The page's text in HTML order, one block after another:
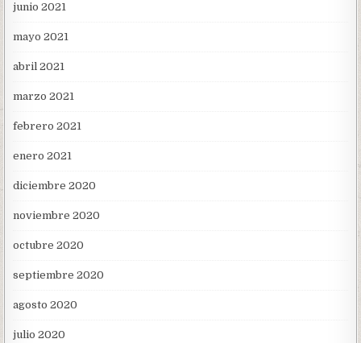
junio 2021
mayo 2021
abril 2021
marzo 2021
febrero 2021
enero 2021
diciembre 2020
noviembre 2020
octubre 2020
septiembre 2020
agosto 2020
julio 2020